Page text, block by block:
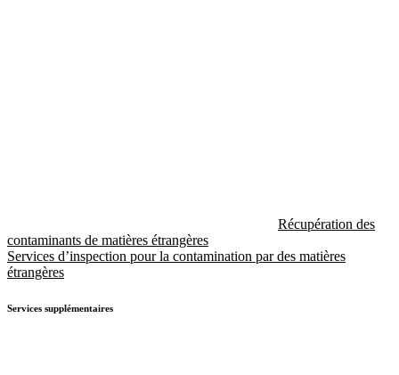
Récupération des
contaminants de matières étrangères
Services d’inspection pour la contamination par des matières
étrangères
Services supplémentaires